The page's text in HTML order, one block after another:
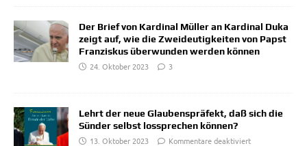
Der Brief von Kardinal Müller an Kardinal Duka
zeigt auf, wie die Zweideutigkeiten von Papst
Franziskus überwunden werden können
24. Oktober 2023
3
Lehrt der neue Glaubenspräfekt, daß sich die
Sünder selbst lossprechen können?
13. Oktober 2023
Kommentare deaktiviert